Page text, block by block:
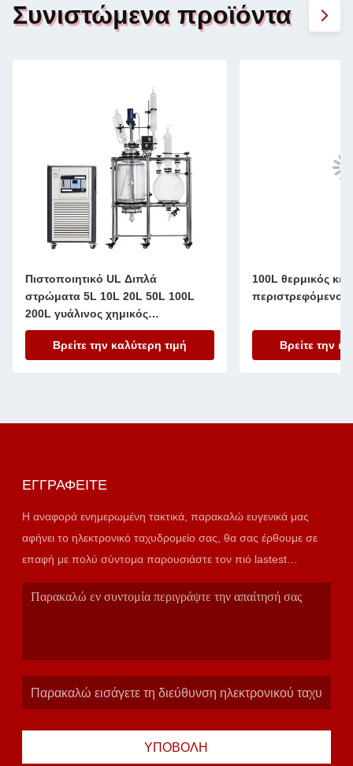
Συνιστώμενα προϊόντα
100L θερμικός κενός
περιστρεφόμενος εξατμιστής
Βρείτε την καλύτερη τιμή
Μηχανή
λαχανικών υπό
Βρείτε την
ΕΓΓΡΑΦΕΊΤΕ
Η αναφορά ενημερωμένη τακτικά, παρακαλώ ευγενικά μας
αφήνει το ηλεκτρονικό ταχυδρομείο σας, θα σας έρθουμε σε
επαφή με πολύ σύντομα παρουσιάστε τον πιό lastest
κατάλογο.
ΥΠΟΒΟΛΉ